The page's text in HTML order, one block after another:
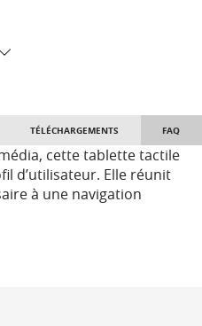
TÉLÉCHARGEMENTS FAQ
cette tablette tactile
d’utilisateur. Elle réunit
à une navigation